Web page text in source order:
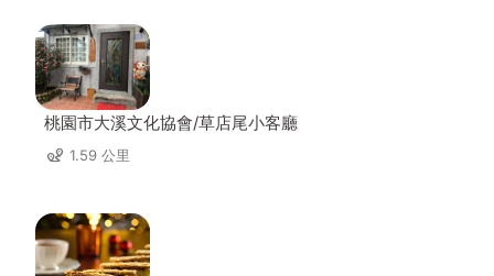
桃園市大溪文化協會/草店尾小客廳
1.59 公里